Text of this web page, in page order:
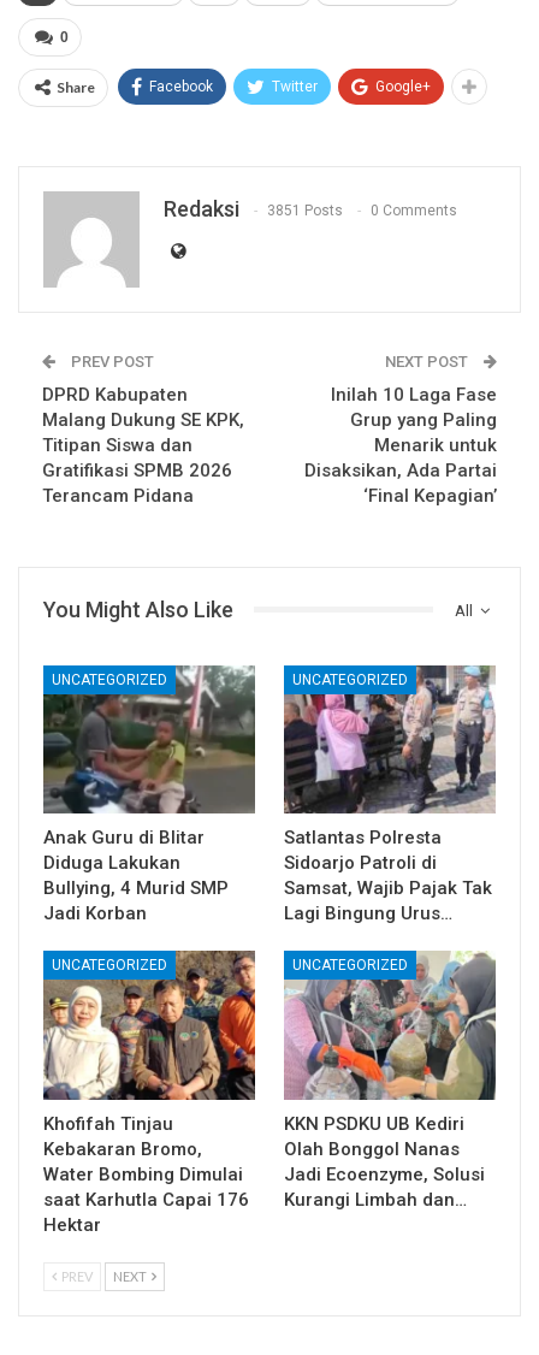
0
Share Facebook Twitter Google+
Redaksi 3851 Posts 0 Comments
PREV POST
DPRD Kabupaten
Malang Dukung SE KPK,
Titipan Siswa dan
Gratifikasi SPMB 2026
Terancam Pidana
NEXT POST
Inilah 10 Laga Fase
Grup yang Paling
Menarik untuk
Disaksikan, Ada Partai
‘Final Kepagian’
All
You Might Also Like
UNCATEGORIZED
Anak Guru di Blitar
Diduga Lakukan
Bullying, 4 Murid SMP
Jadi Korban
UNCATEGORIZED
Satlantas Polresta
Sidoarjo Patroli di
Samsat, Wajib Pajak Tak
Lagi Bingung Urus…
UNCATEGORIZED
Khofifah Tinjau
Kebakaran Bromo,
Water Bombing Dimulai
saat Karhutla Capai 176
Hektar
UNCATEGORIZED
KKN PSDKU UB Kediri
Olah Bonggol Nanas
Jadi Ecoenzyme, Solusi
Kurangi Limbah dan…
PREV NEXT